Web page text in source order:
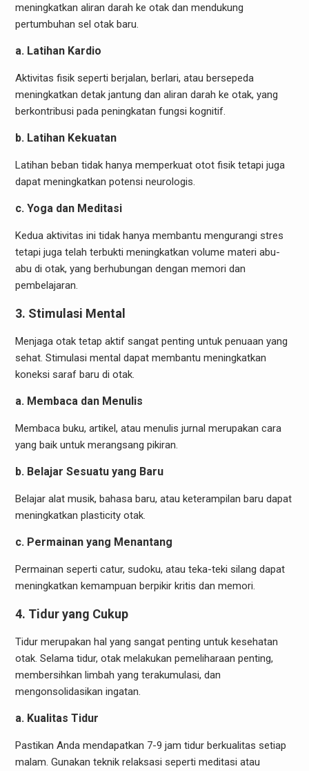
meningkatkan aliran darah ke otak dan mendukung
pertumbuhan sel otak baru.
a. Latihan Kardio
Aktivitas fisik seperti berjalan, berlari, atau bersepeda
meningkatkan detak jantung dan aliran darah ke otak, yang
berkontribusi pada peningkatan fungsi kognitif.
b. Latihan Kekuatan
Latihan beban tidak hanya memperkuat otot fisik tetapi juga
dapat meningkatkan potensi neurologis.
c. Yoga dan Meditasi
Kedua aktivitas ini tidak hanya membantu mengurangi stres
tetapi juga telah terbukti meningkatkan volume materi abu-
abu di otak, yang berhubungan dengan memori dan
pembelajaran.
3. Stimulasi Mental
Menjaga otak tetap aktif sangat penting untuk penuaan yang
sehat. Stimulasi mental dapat membantu meningkatkan
koneksi saraf baru di otak.
a. Membaca dan Menulis
Membaca buku, artikel, atau menulis jurnal merupakan cara
yang baik untuk merangsang pikiran.
b. Belajar Sesuatu yang Baru
Belajar alat musik, bahasa baru, atau keterampilan baru dapat
meningkatkan plasticity otak.
c. Permainan yang Menantang
Permainan seperti catur, sudoku, atau teka-teki silang dapat
meningkatkan kemampuan berpikir kritis dan memori.
4. Tidur yang Cukup
Tidur merupakan hal yang sangat penting untuk kesehatan
otak. Selama tidur, otak melakukan pemeliharaan penting,
membersihkan limbah yang terakumulasi, dan
mengonsolidasikan ingatan.
a. Kualitas Tidur
Pastikan Anda mendapatkan 7-9 jam tidur berkualitas setiap
malam. Gunakan teknik relaksasi seperti meditasi atau